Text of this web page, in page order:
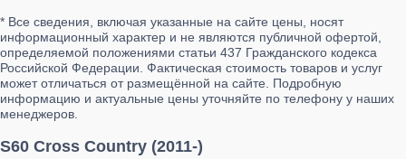
* Все сведения, включая указанные на сайте цены, носят
информационный характер и не являются публичной офертой,
определяемой положениями статьи 437 Гражданского кодекса
Российской Федерации. Фактическая стоимость товаров и услуг
может отличаться от размещённой на сайте. Подробную
информацию и актуальные цены уточняйте по телефону у наших
менеджеров.
S60 Cross Country (2011-)